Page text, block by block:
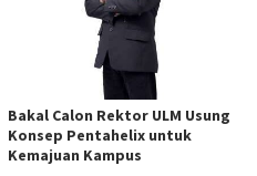
Bakal Calon Rektor ULM Usung
Konsep Pentahelix untuk
Kemajuan Kampus